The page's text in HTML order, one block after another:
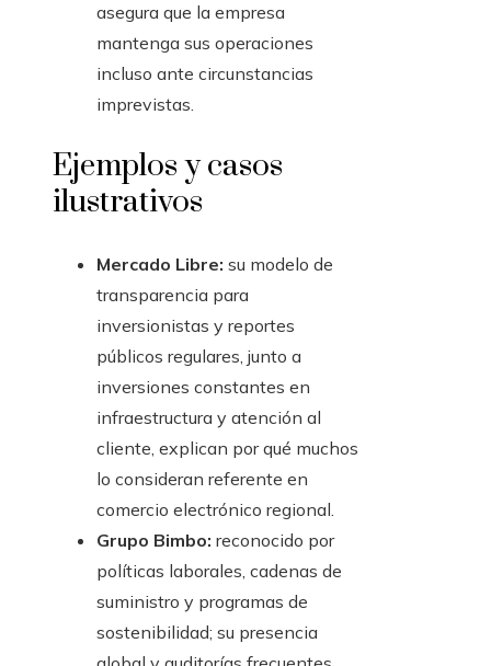
asegura que la empresa
mantenga sus operaciones
incluso ante circunstancias
imprevistas.
Ejemplos y casos
ilustrativos
Mercado Libre: su modelo de
transparencia para
inversionistas y reportes
públicos regulares, junto a
inversiones constantes en
infraestructura y atención al
cliente, explican por qué muchos
lo consideran referente en
comercio electrónico regional.
Grupo Bimbo: reconocido por
políticas laborales, cadenas de
suministro y programas de
sostenibilidad; su presencia